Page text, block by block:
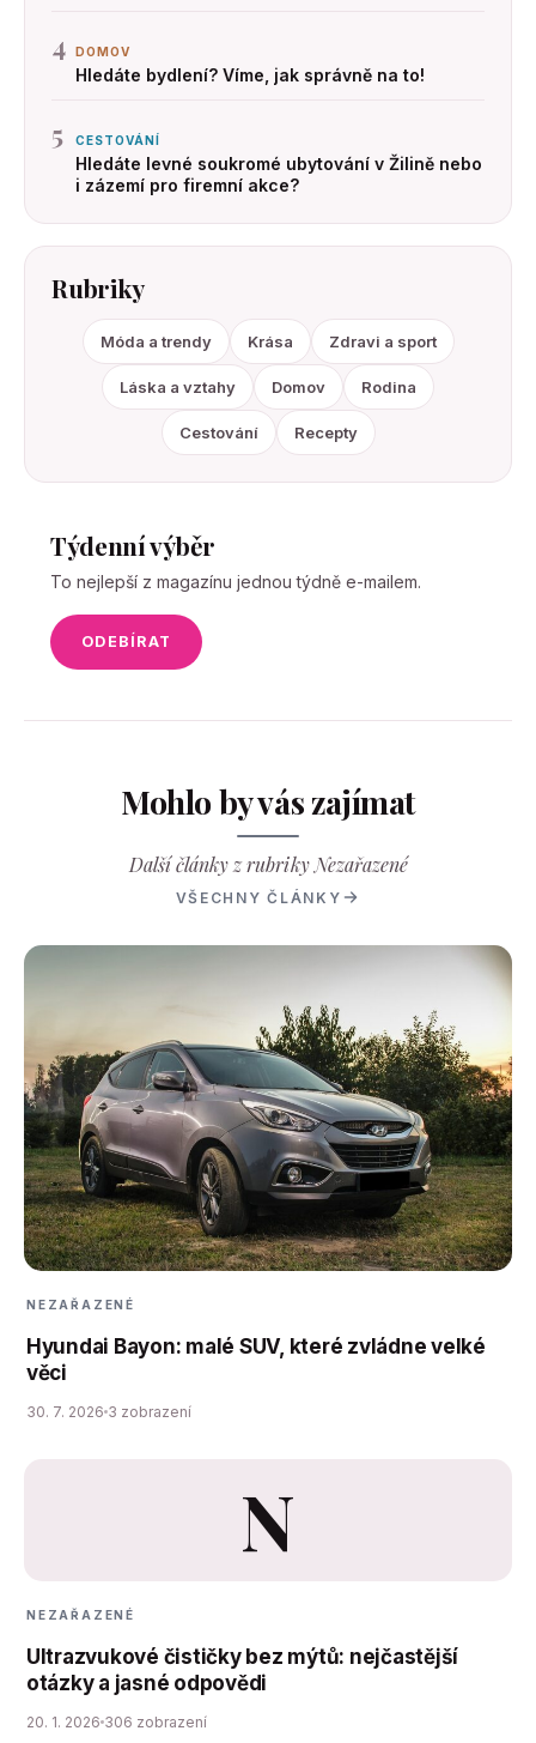
4 DOMOV
Hledáte bydlení? Víme, jak správně na to!
5 CESTOVÁNÍ
Hledáte levné soukromé ubytování v Žilině nebo
i zázemí pro firemní akce?
Rubriky
Móda a trendy Krása Zdravi a sport
Láska a vztahy Domov Rodina
Cestování Recepty
Týdenní výběr
To nejlepší z magazínu jednou týdně e-mailem.
ODEBÍRAT
Mohlo by vás zajímat
Další články z rubriky Nezařazené
VŠECHNY ČLÁNKY
NEZAŘAZENÉ
Hyundai Bayon: malé SUV, které zvládne velké
věci
30. 7. 2026 3 zobrazení
N
NEZAŘAZENÉ
Ultrazvukové čističky bez mýtů: nejčastější
otázky a jasné odpovědi
20. 1. 2026 306 zobrazení